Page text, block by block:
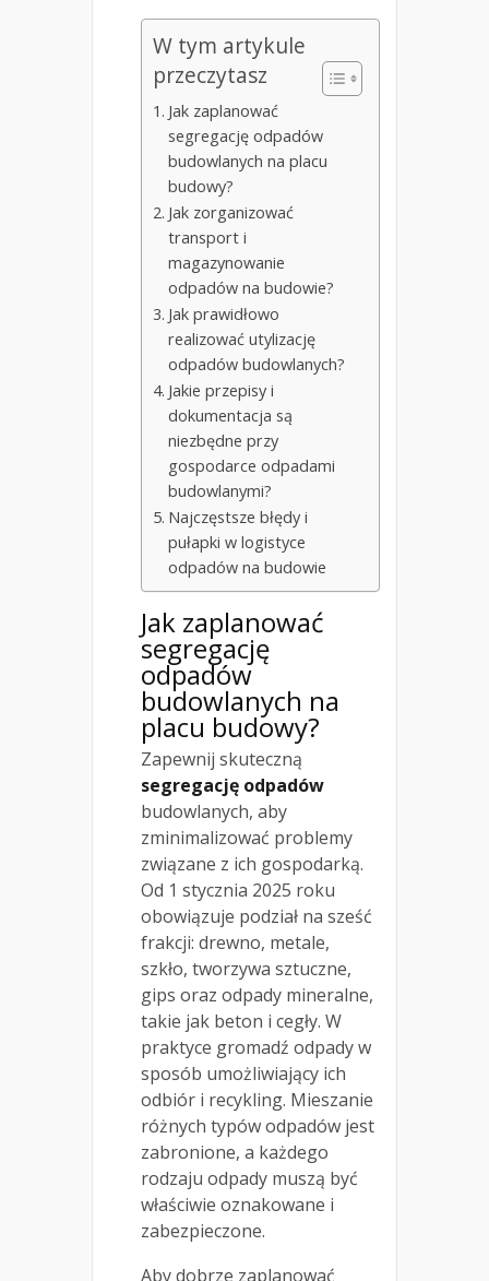
W tym artykule
przeczytasz
Jak zaplanować
segregację odpadów
budowlanych na placu
budowy?
Jak zorganizować
transport i
magazynowanie
odpadów na budowie?
Jak prawidłowo
realizować utylizację
odpadów budowlanych?
Jakie przepisy i
dokumentacja są
niezbędne przy
gospodarce odpadami
budowlanymi?
Najczęstsze błędy i
pułapki w logistyce
odpadów na budowie
Jak zaplanować
segregację
odpadów
budowlanych na
placu budowy?
Zapewnij skuteczną
segregację odpadów
budowlanych, aby
zminimalizować problemy
związane z ich gospodarką.
Od 1 stycznia 2025 roku
obowiązuje podział na sześć
frakcji: drewno, metale,
szkło, tworzywa sztuczne,
gips oraz odpady mineralne,
takie jak beton i cegły. W
praktyce gromadź odpady w
sposób umożliwiający ich
odbiór i recykling. Mieszanie
różnych typów odpadów jest
zabronione, a każdego
rodzaju odpady muszą być
właściwie oznakowane i
zabezpieczone.
Aby dobrze zaplanować